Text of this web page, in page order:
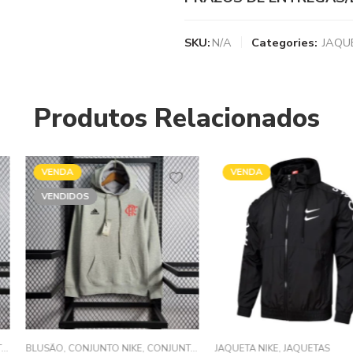
SKU: N/A Categories:
Produtos Relacionados
CONJUNTOS MOLETOM ,JAQUETAS
VENDA
JAQUETA NIKE,JAQUETAS
VENDIDOS
CAMISA